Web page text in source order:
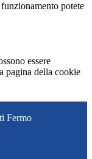
potete
essere
pagina della cookie
Fermo